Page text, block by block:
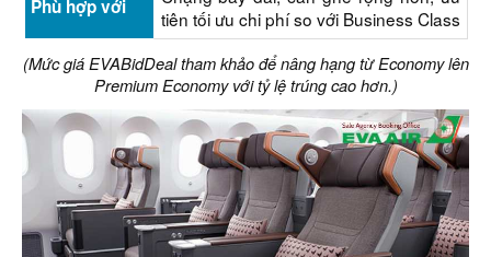
Phù hợp với
tiên tối ưu chi phí so với Business Class
(Mức giá EVABidDeal tham khảo để nâng hạng từ Economy lên
Premium Economy với tỷ lệ trúng cao hơn.)